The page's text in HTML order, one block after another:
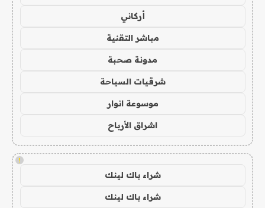
أركاني
مباشر التقنية
مدونة صحبة
شرقيات السياحة
موسوعة انوار
اشراق الأرباح
!
شراء باك لينك
شراء باك لينك